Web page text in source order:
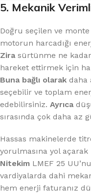
5. Mekanik
Doğru seçilen ve
motorun harcadığı
Zira sürtünme ne
hareket ettirmek için
Buna bağlı olarak daha
seçebilir ve toplam
edebilirsiniz. Ayrıca
sırasında çok daha az
Hassas makinelerde
yorulmasına yol
Nitekim LMEF 25
vardiyalarda dahi
hem enerji faturanız